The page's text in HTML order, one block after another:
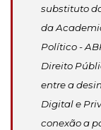
substituto
da
Político -
Direito
entre a
Digital e
conexão a